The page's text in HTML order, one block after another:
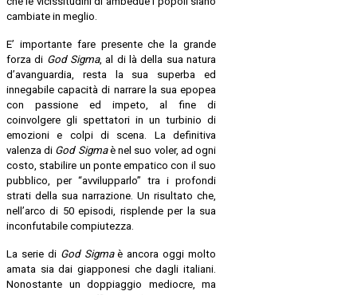
cambiate in meglio.
E’ importante fare presente che la grande
forza di God Sigma, al di là della sua natura
d’avanguardia, resta la sua superba ed
innegabile capacità di narrare la sua epopea
con passione ed impeto, al fine di
coinvolgere gli spettatori in un turbinio di
emozioni e colpi di scena. La definitiva
valenza di God Sigmaè nel suo voler, ad ogni
costo, stabilire un ponte empatico con il suo
pubblico, per “avvilupparlo” tra i profondi
strati della sua narrazione. Un risultato che,
nell’arco di 50 episodi, risplende per la sua
inconfutabile compiutezza.
La serie di God Sigmaè ancora oggi molto
amata sia dai giapponesi che dagli italiani.
Nonostante un doppiaggio mediocre, ma